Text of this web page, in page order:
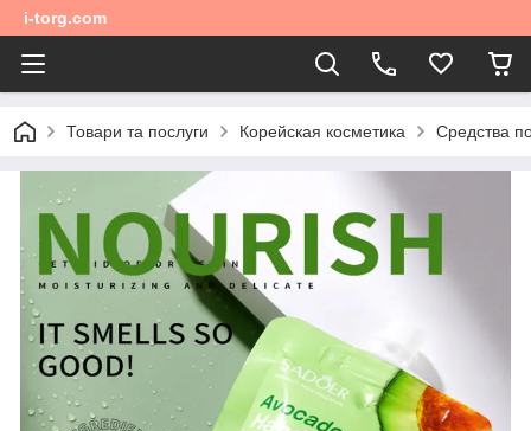
i-torg.com
Товари та послуги Корейская косметика Средства